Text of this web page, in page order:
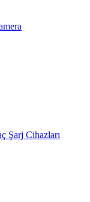
Şarj Cihazları